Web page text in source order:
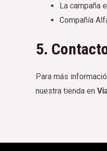
La campaña
Compañía
5.
Para más
nuestra tienda en